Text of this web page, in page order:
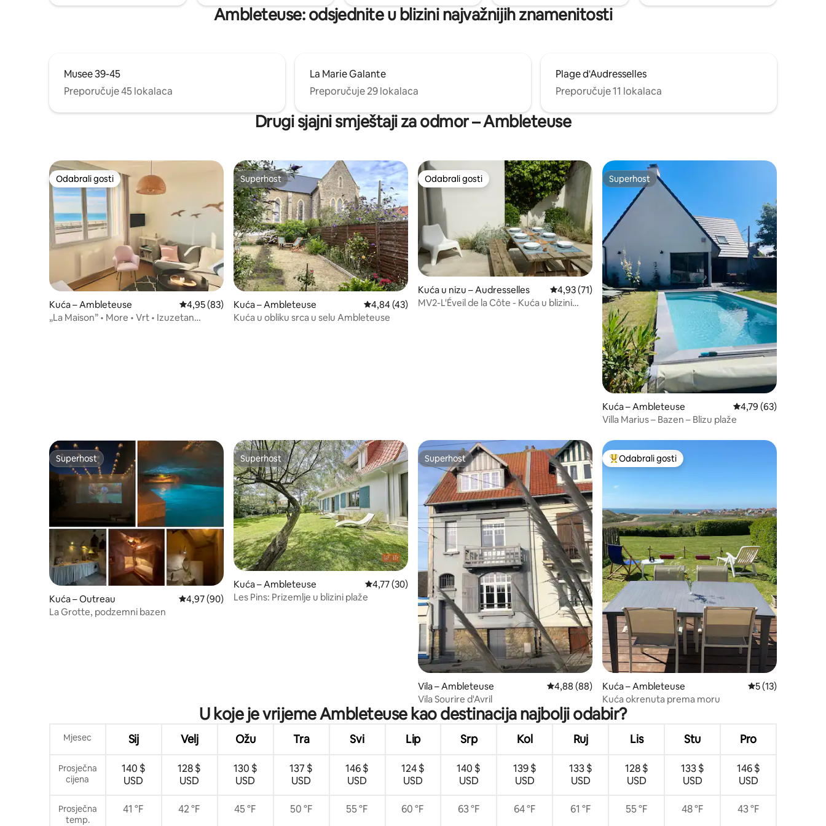
Ambleteuse: odsjednite u blizini najvažnijih znamenitosti
Musee 39-45
Preporučuje 45 lokalaca
La Marie Galante
Preporučuje 29 lokalaca
Plage d'Audresselles
Preporučuje 11 lokalaca
Drugi sjajni smještaji za odmor – Ambleteuse
Odabrali gosti
Odabrali gosti
Kuća – Ambleteuse Prosječna ocjena: 4,95/5, recenzija: 83
4,95 (83)
„La Maison” • More • Vrt • Izuzetan
Superhost
Superhost
Kuća – Ambleteuse Prosječna ocjena: 4,84/5, recenzija: 43
4,84 (43)
Kuća u obliku srca u selu Ambleteuse
Odabrali gosti
Odabrali gosti
Kuća u nizu – Audresselles Prosječna ocjena: 4,93/5, recenzija: 71
4,93 (71)
MV2-L'Éveil de la Côte - Kuća u blizini
Superhost
Superhost
Kuća – Ambleteuse Prosječna ocjena:
4,79 (63)
Villa Marius – Bazen – Blizu plaže
Superhost
Superhost
Kuća – Outreau Prosječna ocjena: 4,97/5, recenzija: 90
4,97 (90)
La Grotte, podzemni bazen
Superhost
Superhost
Kuća – Ambleteuse Prosječna ocjena: 4,77/5, recenzija: 30
4,77 (30)
Les Pins: Prizemlje u blizini plaže
Superhost
Superhost
Vila – Ambleteuse Prosječna ocjena: 4,88/5, recenzija: 88
4,88 (88)
Vila Sourire d'Avril
Među najviše rangiranima s oznakom „Odabrali gosti”
Odabrali gosti
Kuća – Ambleteuse Prosječna ocjena:
5 (13)
Kuća okrenuta prema moru
U koje je vrijeme Ambleteuse kao destinacija najbolji odabir?
Mjesec Sij Velj Ožu Tra Svi Lip Srp Kol Ruj Lis Stu Pro
Prosječna
cijena
140 $
USD
128 $
USD
130 $
USD
137 $
USD
146 $
USD
124 $
USD
140 $
USD
139 $
USD
133 $
USD
128 $
USD
133 $
USD
146 $
USD
Prosječna
temp.
41 °F 42 °F 45 °F 50 °F 55 °F 60 °F 63 °F 64 °F 61 °F 55 °F 48 °F 43 °F